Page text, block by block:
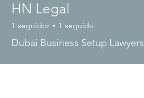
HN Legal
1 seguidor 1 seguido
Dubai Business Setup Lawyers